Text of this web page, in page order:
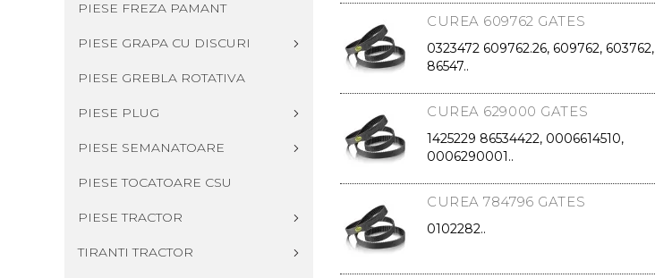
PIESE FREZA PAMANT
PIESE GRAPA CU DISCURI
PIESE GREBLA ROTATIVA
PIESE PLUG
PIESE SEMANATOARE
PIESE TOCATOARE CSU
PIESE TRACTOR
TIRANTI TRACTOR
CUREA 609762 GATES
0323472 609762.26, 609762, 603762,
86547..
CUREA 629000 GATES
1425229 86534422, 0006614510,
0006290001..
CUREA 784796 GATES
0102282..